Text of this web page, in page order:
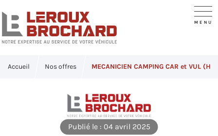
Accueil Nos offres MECANICIEN CAMPING CAR et VUL (H/
Publié le : 04 avril 2025